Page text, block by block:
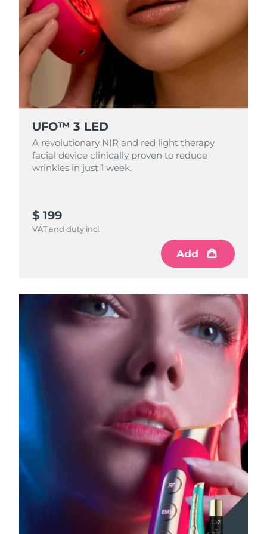
UFO™ 3 LED
A revolutionary NIR and red light therapy
facial device clinically proven to reduce
wrinkles in just 1 week.
$ 199
VAT and duty incl.
Add
Holandia
Oczekiwany czas dostawy
8/11/26
Nowa Zelandia
Oczekiwany czas dostawy
Norwegia
8/11/26
Oman
Filipiny
Polska
Oczekiwany czas dostawy
8/11/26
Katar
Oczekiwany czas dostawy
8/12/26
Reunion
Oczekiwany czas dostawy
8/16/26
Oczekiwany czas dostawy
8/11/26
Oczekiwany czas dostawy
8/19/26
Arabia Saudyjska
Oczekiwany czas dostawy
8/12/26
Oczekiwany czas dostawy
8/13/26
Oczekiwany czas dostawy